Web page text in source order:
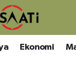
Ekonomi